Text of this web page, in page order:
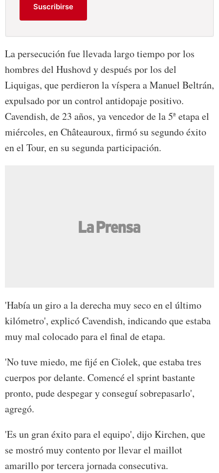
Suscribirse
La persecución fue llevada largo tiempo por los
hombres del Hushovd y después por los del
Liquigas, que perdieron la víspera a Manuel Beltrán,
expulsado por un control antidopaje positivo.
Cavendish, de 23 años, ya vencedor de la 5ª etapa el
miércoles, en Châteauroux, firmó su segundo éxito
en el Tour, en su segunda participación.
'Había un giro a la derecha muy seco en el último
kilómetro', explicó Cavendish, indicando que estaba
muy mal colocado para el final de etapa.
'No tuve miedo, me fijé en Ciolek, que estaba tres
cuerpos por delante. Comencé el sprint bastante
pronto, pude despegar y conseguí sobrepasarlo',
agregó.
'Es un gran éxito para el equipo', dijo Kirchen, que
se mostró muy contento por llevar el maillot
amarillo por tercera jornada consecutiva.